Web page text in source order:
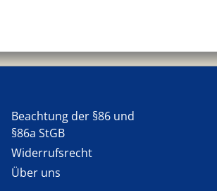
Beachtung der §86 und
§86a StGB
Widerrufsrecht
Über uns